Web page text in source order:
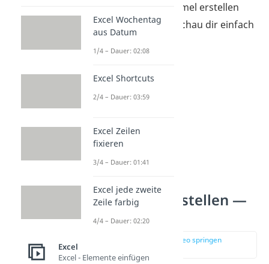
Beispiele zum Excel Formel erstellen
sehen? Kein Problem, schau dir einfach
Excel Formel erstellen —
Aufbau
zur Stelle im Video springen
Excel Wochentag
aus Datum
1/4 – Dauer: 02:08
Excel Shortcuts
2/4 – Dauer: 03:59
Excel Zeilen
fixieren
3/4 – Dauer: 01:41
Excel jede zweite
Zeile farbig
4/4 – Dauer: 02:20
Excel
Excel - Elemente einfügen